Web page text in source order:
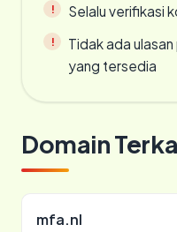
Selalu verifikasi
Tidak ada
yang tersedia
Domain
mfa.nl